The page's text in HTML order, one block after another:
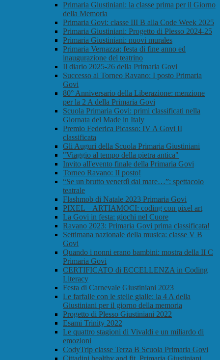
Primaria Giustiniani: la classe prima per il Giorno
della Memoria
Primaria Govi: classe III B alla Code Week 2025
Primaria Giustiniani: Progetto di Plesso 2024-25
Primaria Giustiniani: nuovi murales
Primaria Vernazza: festa di fine anno ed
inaugurazione del teatrino
Il diario 2025-26 della Primaria Govi
Successo al Torneo Ravano: I posto Primaria
Govi
80° Anniversario della Liberazione: menzione
per la 2 A della Primaria Govi
Scuola Primaria Govi: primi classificati nella
Giornata del Made in Italy
Premio Federica Picasso: IV A Govi II
classificata
Gli Auguri della Scuola Primaria Giustiniani
"Viaggio al tempo della pietra antica"
Invito all'evento finale della Primaria Govi
Torneo Ravano: II posto!
“Se un brutto venerdì dal mare…”: spettacolo
teatrale
Flashmob di Natale 2023 Primaria Govi
PIXEL – ARTIAMOCI: coding con pixel art
La Govi in festa: giochi nel Cuore
Ravano 2023: Primaria Govi prima classificata!
Settimana nazionale della musica: classe V B
Govi
Quando i nonni erano bambini: mostra della II C
Primaria Govi
CERTIFICATO di ECCELLENZA in Coding
Literacy
Festa di Carnevale Giustiniani 2023
Le farfalle con le stelle gialle: la 4 A della
Giustiniani per il giorno della memoria
Progetto di Plesso Giustiniani 2022
Esami Trinity 2022
Le quattro stagioni di Vivaldi e un miliardo di
emozioni
CodyTrip classe Terza B Scuola Primaria Govi